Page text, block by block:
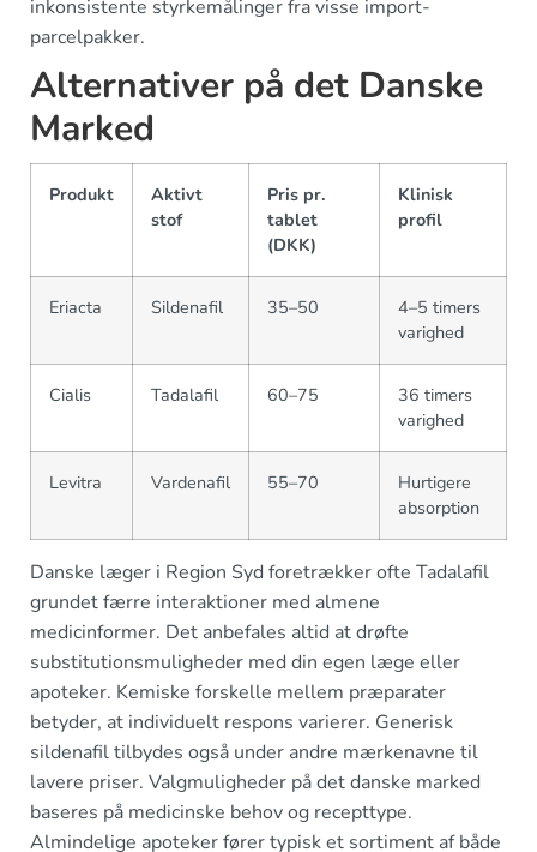
inkonsistente styrkemålinger fra visse import-
parcelpakker.
Alternativer på det Danske
Marked
Produkt
Aktivt
stof
Pris pr.
tablet
(DKK)
Klinisk
profil
Eriacta Sildenafil 35–50
4–5 timers
varighed
Cialis Tadalafil 60–75
36 timers
varighed
Levitra Vardenafil 55–70
Hurtigere
absorption
Danske læger i Region Syd foretrækker ofte Tadalafil
grundet færre interaktioner med almene
medicinformer. Det anbefales altid at drøfte
substitutionsmuligheder med din egen læge eller
apoteker. Kemiske forskelle mellem præparater
betyder, at individuelt respons varierer. Generisk
sildenafil tilbydes også under andre mærkenavne til
lavere priser. Valgmuligheder på det danske marked
baseres på medicinske behov og recepttype.
Almindelige apoteker fører typisk et sortiment af både